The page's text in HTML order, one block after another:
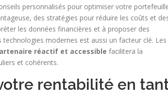
personnalisés pour optimiser votre
des stratégies pour réduire les coûts et
les données financières et à proposer des
modernes est aussi un facteur clé. Les
réactif et accessible facilitera la
et cohérents.
rentabilité en